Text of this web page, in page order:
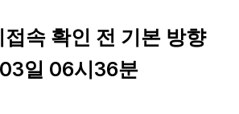
속 확인 전 기본 방향
일 06시36분